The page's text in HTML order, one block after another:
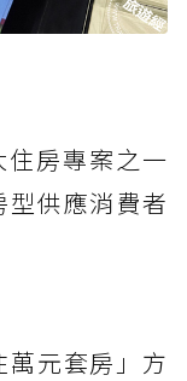
住房專案之一
供應消費者
元套房」方